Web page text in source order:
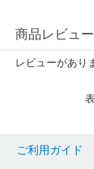
商品レビュー
レビューがあり
ご利用ガイド